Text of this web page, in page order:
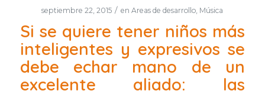
septiembre 22, 2015 / enAreas de desarrollo, Música
Si se quiere tener niños más
inteligentes y expresivos se
debe echar mano de un
excelente aliado: las